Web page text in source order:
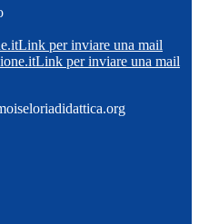
Link per inviare una mail
Link per inviare una mail